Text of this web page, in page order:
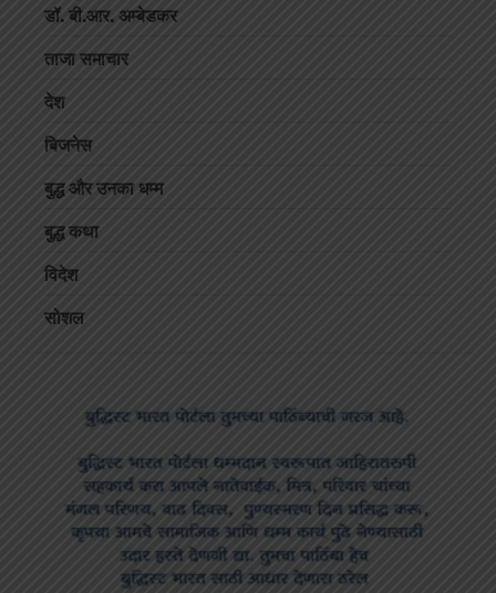
डॉ. बी.आर. अम्बेडकर
ताजा समाचार
देश
बिजनेस
बुद्ध और उनका धम्म
बुद्ध कथा
विदेश
सोशल